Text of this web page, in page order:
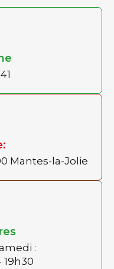
Mantes-la-Jolie
:
19h30